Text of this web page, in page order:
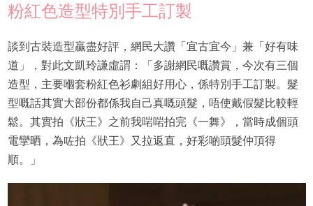
粉紅色造型特別手工訂製
談到古裝造型贏盡好評，網民大讚「宜古宜今」兼「好有味
道」，對此文凱玲謙虛謂：「多謝網民嘅讚賞，今次有三個
造型，主要嗰套粉紅色衫劇組好用心，係特別手工訂製。髮
型嘅話其實大部份都係我自己真嘅頭髮，唔使戴假髮比較輕
鬆。其實拍《狀王》之前我啱啱拍完《一舞》，當時成個頭
電攣晒，為咗拍《狀王》又拉返直，好彩啲頭髮仲頂得
順。」